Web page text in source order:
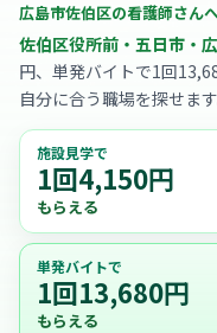
広島市佐伯区の看護師さん
佐伯区役所前・五日市・
円、単発バイトで1回
自分に合う職場を探せます
施設見学で
1回4,150円
もらえる
単発バイトで
1回13,680円
もらえる